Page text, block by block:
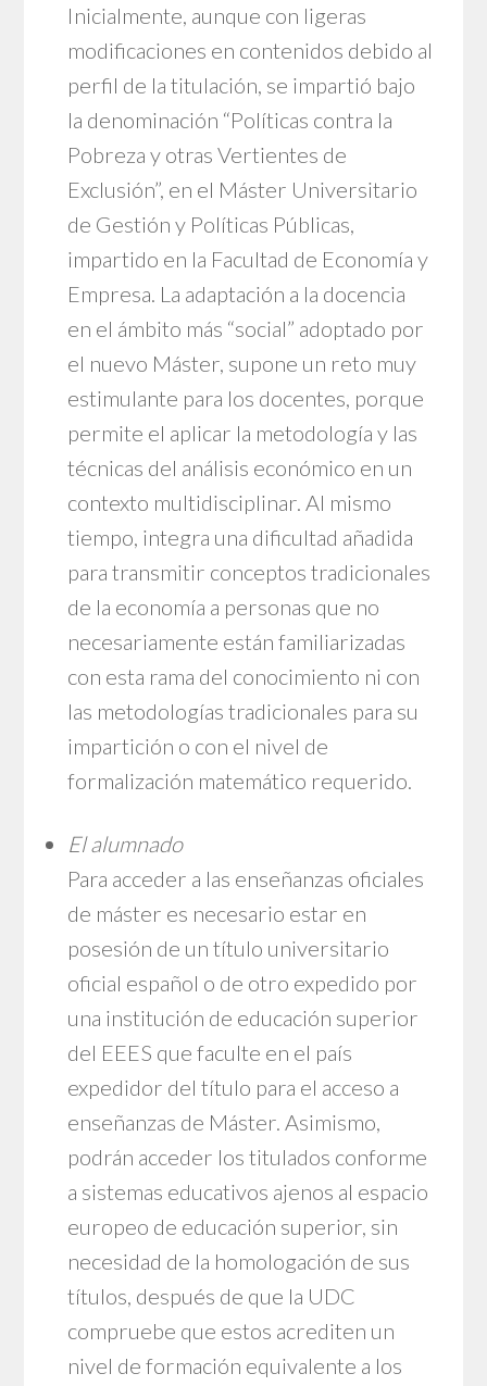
Inicialmente, aunque con ligeras
modificaciones en contenidos debido al
perfil de la titulación, se impartió bajo
la denominación “Políticas contra la
Pobreza y otras Vertientes de
Exclusión”, en el Máster Universitario
de Gestión y Políticas Públicas,
impartido en la Facultad de Economía y
Empresa. La adaptación a la docencia
en el ámbito más “social” adoptado por
el nuevo Máster, supone un reto muy
estimulante para los docentes, porque
permite el aplicar la metodología y las
técnicas del análisis económico en un
contexto multidisciplinar. Al mismo
tiempo, integra una dificultad añadida
para transmitir conceptos tradicionales
de la economía a personas que no
necesariamente están familiarizadas
con esta rama del conocimiento ni con
las metodologías tradicionales para su
impartición o con el nivel de
formalización matemático requerido.
El alumnado
Para acceder a las enseñanzas oficiales
de máster es necesario estar en
posesión de un título universitario
oficial español o de otro expedido por
una institución de educación superior
del EEES que faculte en el país
expedidor del título para el acceso a
enseñanzas de Máster. Asimismo,
podrán acceder los titulados conforme
a sistemas educativos ajenos al espacio
europeo de educación superior, sin
necesidad de la homologación de sus
títulos, después de que la UDC
compruebe que estos acrediten un
nivel de formación equivalente a los